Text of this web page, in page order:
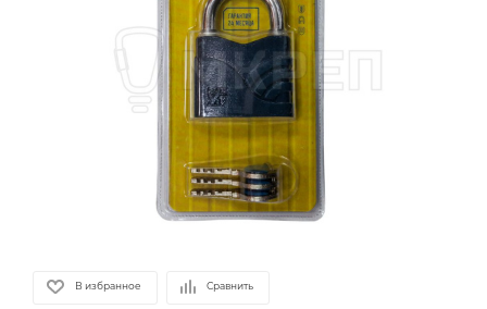
В избранное Сравнить